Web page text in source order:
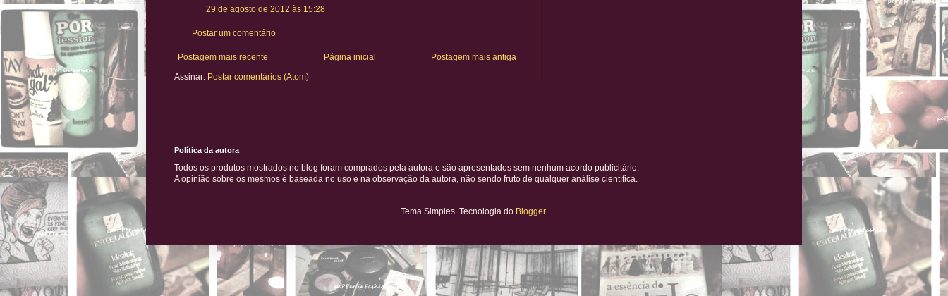
29 de agosto de 2012 às 15:28
Postar um comentário
Postagem mais recente Postagem mais antiga
Página inicial
Assinar: Postar comentários (Atom)
Política da autora
Todos os produtos mostrados no blog foram comprados pela autora e são apresentados sem nenhum acordo publicitário.
A opinião sobre os mesmos é baseada no uso e na observação da autora, não sendo fruto de qualquer análise científica.
Tema Simples. Tecnologia do Blogger.